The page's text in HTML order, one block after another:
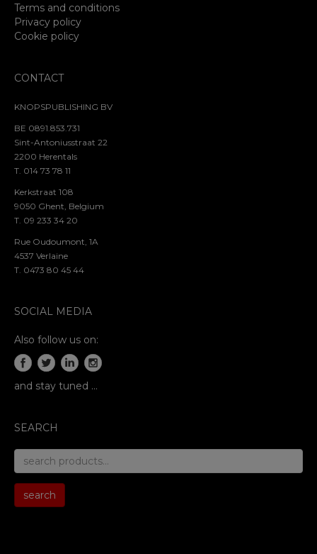
Terms and conditions
Privacy policy
Cookie policy
CONTACT
KNOPSPUBLISHING BV
BE 0891.853.731
Sint-Antoniusstraat 22
2200 Herentals
T. 014 73 78 11
Kerkstraat 108
9050 Ghent, Belgium
T. 09 233 34 20
Rue Oudoumont, 1A
4537 Verlaine
T. 0473 80 45 44
SOCIAL MEDIA
Also follow us on:
and stay tuned …
SEARCH
search
for:
search